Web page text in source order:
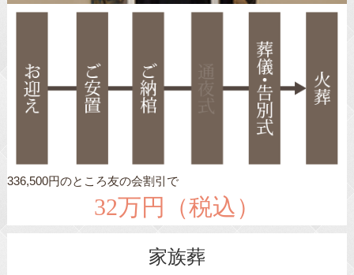
336,500円のところ友の会割引で
32万円（税込）
家族葬